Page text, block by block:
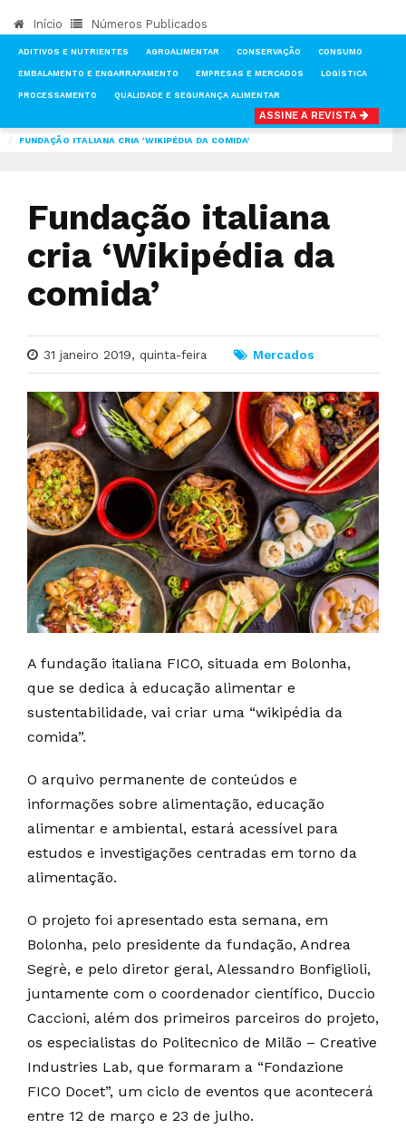
Início Números Publicados
ADITIVOS E NUTRIENTES AGROALIMENTAR CONSERVAÇÃO CONSUMO
EMBALAMENTO E ENGARRAFAMENTO EMPRESAS E MERCADOS LOGÍSTICA
PROCESSAMENTO QUALIDADE E SEGURANÇA ALIMENTAR
ASSINE A REVISTA
FUNDAÇÃO ITALIANA CRIA ‘WIKIPÉDIA DA COMIDA’
Fundação italiana
cria ‘Wikipédia da
comida’
31 janeiro 2019, quinta-feira Mercados
A fundação italiana FICO, situada em Bolonha,
que se dedica à educação alimentar e
sustentabilidade, vai criar uma “wikipédia da
comida”.
O arquivo permanente de conteúdos e
informações sobre alimentação, educação
alimentar e ambiental, estará acessível para
estudos e investigações centradas em torno da
alimentação.
O projeto foi apresentado esta semana, em
Bolonha, pelo presidente da fundação, Andrea
Segrè, e pelo diretor geral, Alessandro Bonfiglioli,
juntamente com o coordenador científico, Duccio
Caccioni, além dos primeiros parceiros do projeto,
os especialistas do Politecnico de Milão – Creative
Industries Lab, que formaram a “Fondazione
FICO Docet”, um ciclo de eventos que acontecerá
entre 12 de março e 23 de julho.